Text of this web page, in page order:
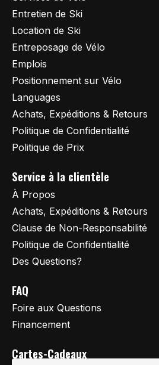
Entretien de Ski
Location de Ski
Entreposage de Vélo
Emplois
Positionnement sur Vélo
Languages
Achats, Expéditions & Retours
Politique de Confidentialité
Politique de Prix
Service à la clientèle
À Propos
Achats, Expéditions & Retours
Clause de Non-Responsabilité
Politique de Confidentialité
Des Questions?
FAQ
Foire aux Questions
Financement
Cartes-Cadeaux